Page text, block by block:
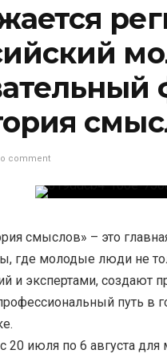
comment
смыслов» – это
где молодые люди не
и экспертами, создают
путь в
20 июля по 6 августа